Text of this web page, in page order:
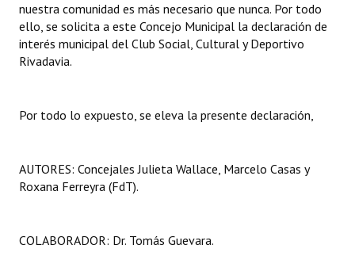
nuestra comunidad es más necesario que nunca. Por todo
ello, se solicita a este Concejo Municipal la declaración de
interés municipal del Club Social, Cultural y Deportivo
Rivadavia.
Por todo lo expuesto, se eleva la presente declaración,
AUTORES: Concejales Julieta Wallace, Marcelo Casas y
Roxana Ferreyra (FdT).
COLABORADOR: Dr. Tomás Guevara.